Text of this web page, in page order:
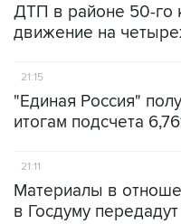
ДТП в районе 50-го
движение на
21:15
"Единая Россия"
итогам подсчета
21:11
Материалы в
в Госдуму